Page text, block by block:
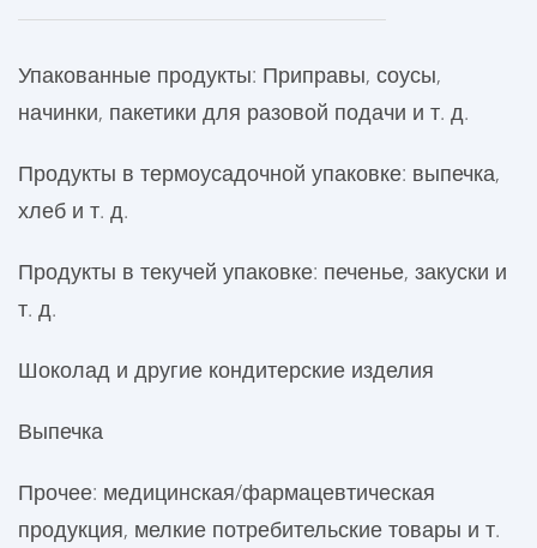
Упакованные продукты: Приправы, соусы,
начинки, пакетики для разовой подачи и т. д.
Продукты в термоусадочной упаковке: выпечка,
хлеб и т. д.
Продукты в текучей упаковке: печенье, закуски и
т. д.
Шоколад и другие кондитерские изделия
Выпечка
Прочее: медицинская/фармацевтическая
продукция, мелкие потребительские товары и т.